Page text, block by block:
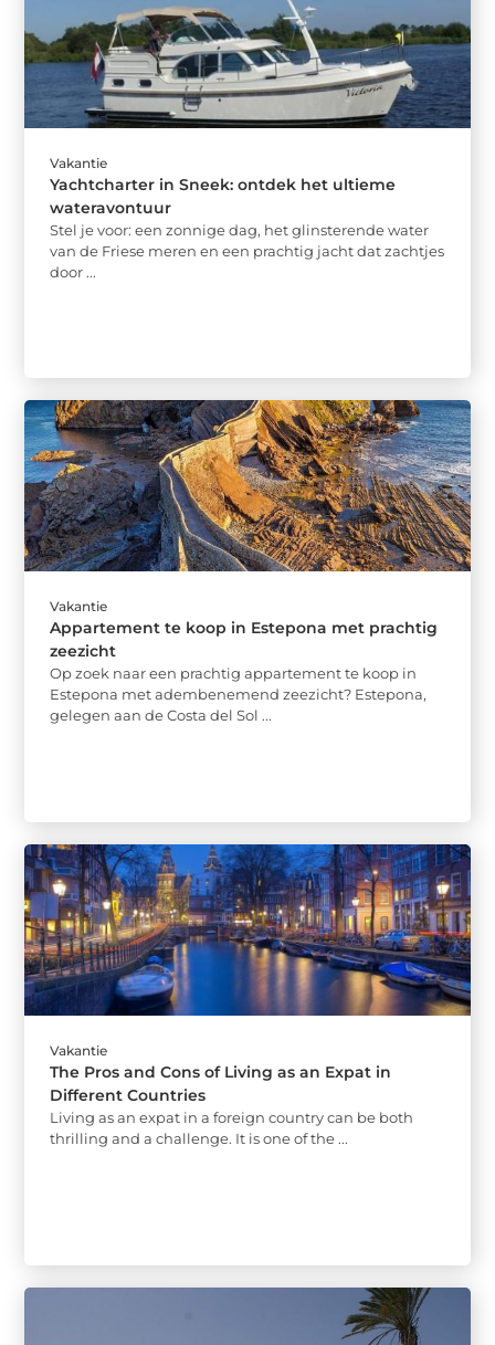
Vakantie
Yachtcharter in Sneek: ontdek het ultieme
wateravontuur
Stel je voor: een zonnige dag, het glinsterende water
van de Friese meren en een prachtig jacht dat zachtjes
door ...
Vakantie
Appartement te koop in Estepona met prachtig
zeezicht
Op zoek naar een prachtig appartement te koop in
Estepona met adembenemend zeezicht? Estepona,
gelegen aan de Costa del Sol ...
Vakantie
The Pros and Cons of Living as an Expat in
Different Countries
Living as an expat in a foreign country can be both
thrilling and a challenge. It is one of the ...